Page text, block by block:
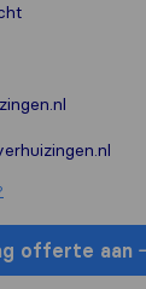
offerte aan